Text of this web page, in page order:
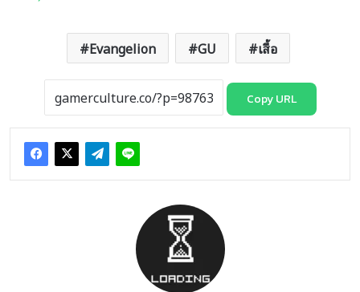
Evangelion GU เสื้อ
Copy URL